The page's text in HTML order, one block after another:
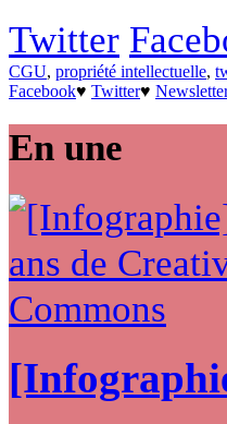
Twitter
CGU, propriété intellectuelle,
Facebook♥ Twitter♥
En une